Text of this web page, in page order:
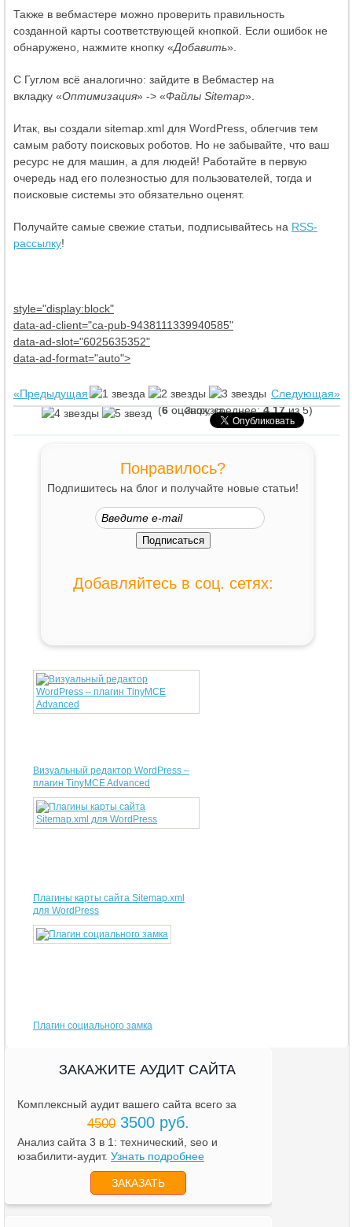
Также в вебмастере можно проверить правильность
созданной карты соответствующей кнопкой. Если ошибок не
обнаружено, нажмите кнопку «Добавить».
С Гуглом всё аналогично: зайдите в Вебмастер на
вкладку «Оптимизация» -> «Файлы Sitemap».
Итак, вы создали sitemap.xml для WordPress, облегчив тем
самым работу поисковых роботов. Но не забывайте, что ваш
ресурс не для машин, а для людей! Работайте в первую
очередь над его полезностью для пользователей, тогда и
поисковые системы это обязательно оценят.
Получайте самые свежие статьи, подписывайтесь на RSS-
рассылку!
style="display:block"
data-ad-client="ca-pub-9438111339940585"
data-ad-slot="6025635352"
data-ad-format="auto">
«Предыдущая
Следующая»
(6оценок, среднее:4,17из 5)
Загрузка...
Понравилось?
Подпишитесь на блог и получайте новые статьи!
Добавляйтесь в соц. сетях:
Визуальный редактор WordPress –
плагин TinyMCE Advanced
Плагины карты сайта Sitemap.xml
для WordPress
Плагин социального замка
ЗАКАЖИТЕ АУДИТ САЙТА
Комплексный аудит вашего сайта всего за
4500 3500 руб.
Анализ сайта 3 в 1: технический, seo и
юзабилити-аудит. Узнать подробнее
ЗАКАЗАТЬ